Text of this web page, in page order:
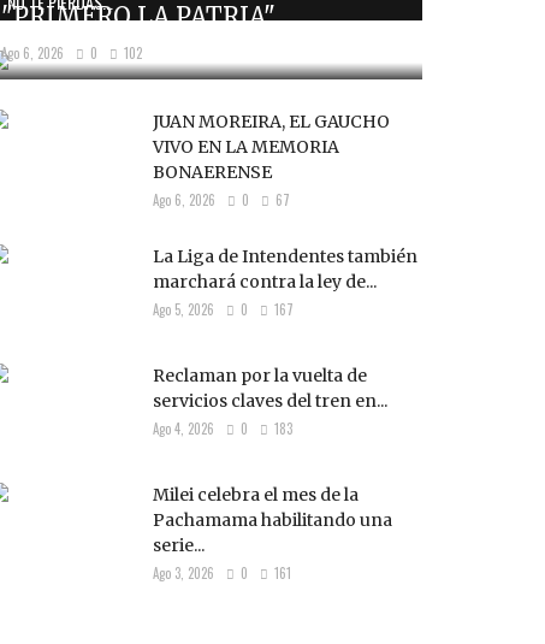
"PRIMERO LA PATRIA"
Ago 6, 2026 0 102
JUAN MOREIRA, EL GAUCHO
VIVO EN LA MEMORIA
BONAERENSE
Ago 6, 2026 0 67
La Liga de Intendentes también
marchará contra la ley de...
Ago 5, 2026 0 167
Reclaman por la vuelta de
servicios claves del tren en...
Ago 4, 2026 0 183
Milei celebra el mes de la
Pachamama habilitando una
serie...
Ago 3, 2026 0 161